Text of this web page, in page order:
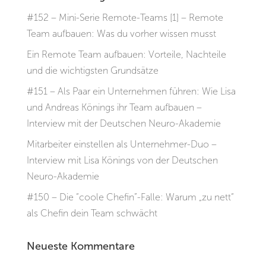
#152 – Mini-Serie Remote-Teams [1] – Remote
Team aufbauen: Was du vorher wissen musst
Ein Remote Team aufbauen: Vorteile, Nachteile
und die wichtigsten Grundsätze
#151 – Als Paar ein Unternehmen führen: Wie Lisa
und Andreas Könings ihr Team aufbauen –
Interview mit der Deutschen Neuro-Akademie
Mitarbeiter einstellen als Unternehmer-Duo –
Interview mit Lisa Könings von der Deutschen
Neuro-Akademie
#150 – Die “coole Chefin”-Falle: Warum „zu nett“
als Chefin dein Team schwächt
Neueste Kommentare